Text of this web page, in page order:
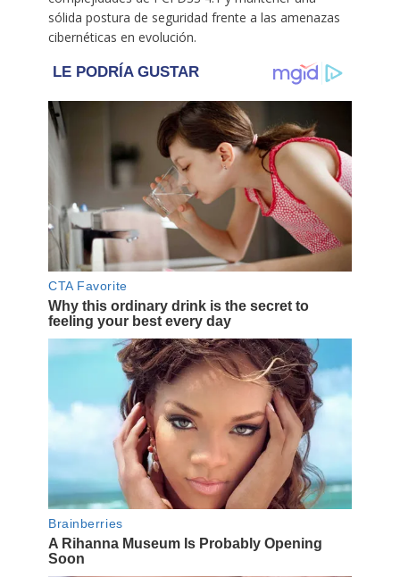
sólida postura de seguridad frente a las amenazas
cibernéticas en evolución.